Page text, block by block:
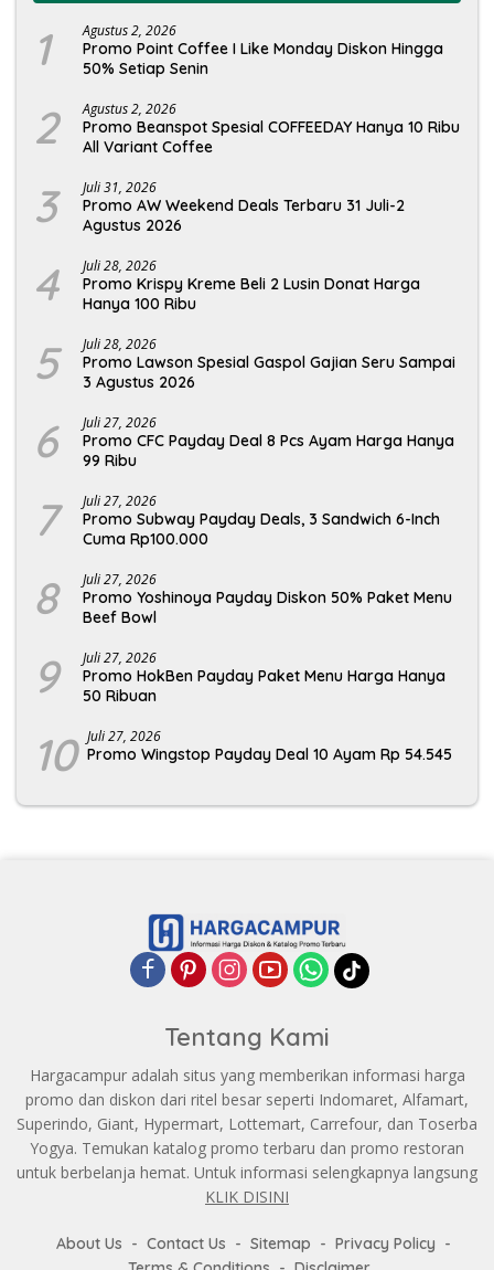
1 Agustus 2, 2026
Promo Point Coffee I Like Monday Diskon Hingga
50% Setiap Senin
2 Agustus 2, 2026
Promo Beanspot Spesial COFFEEDAY Hanya 10 Ribu
All Variant Coffee
3 Juli 31, 2026
Promo AW Weekend Deals Terbaru 31 Juli-2
Agustus 2026
4 Juli 28, 2026
Promo Krispy Kreme Beli 2 Lusin Donat Harga
Hanya 100 Ribu
5 Juli 28, 2026
Promo Lawson Spesial Gaspol Gajian Seru Sampai
3 Agustus 2026
6 Juli 27, 2026
Promo CFC Payday Deal 8 Pcs Ayam Harga Hanya
99 Ribu
7 Juli 27, 2026
Promo Subway Payday Deals, 3 Sandwich 6-Inch
Cuma Rp100.000
8 Juli 27, 2026
Promo Yoshinoya Payday Diskon 50% Paket Menu
Beef Bowl
9 Juli 27, 2026
Promo HokBen Payday Paket Menu Harga Hanya
50 Ribuan
10 Juli 27, 2026
Promo Wingstop Payday Deal 10 Ayam Rp 54.545
Tentang Kami
Hargacampur adalah situs yang memberikan informasi harga
promo dan diskon dari ritel besar seperti Indomaret, Alfamart,
Superindo, Giant, Hypermart, Lottemart, Carrefour, dan Toserba
Yogya. Temukan katalog promo terbaru dan promo restoran
untuk berbelanja hemat. Untuk informasi selengkapnya langsung
KLIK DISINI
About Us Contact Us Sitemap
Privacy Policy